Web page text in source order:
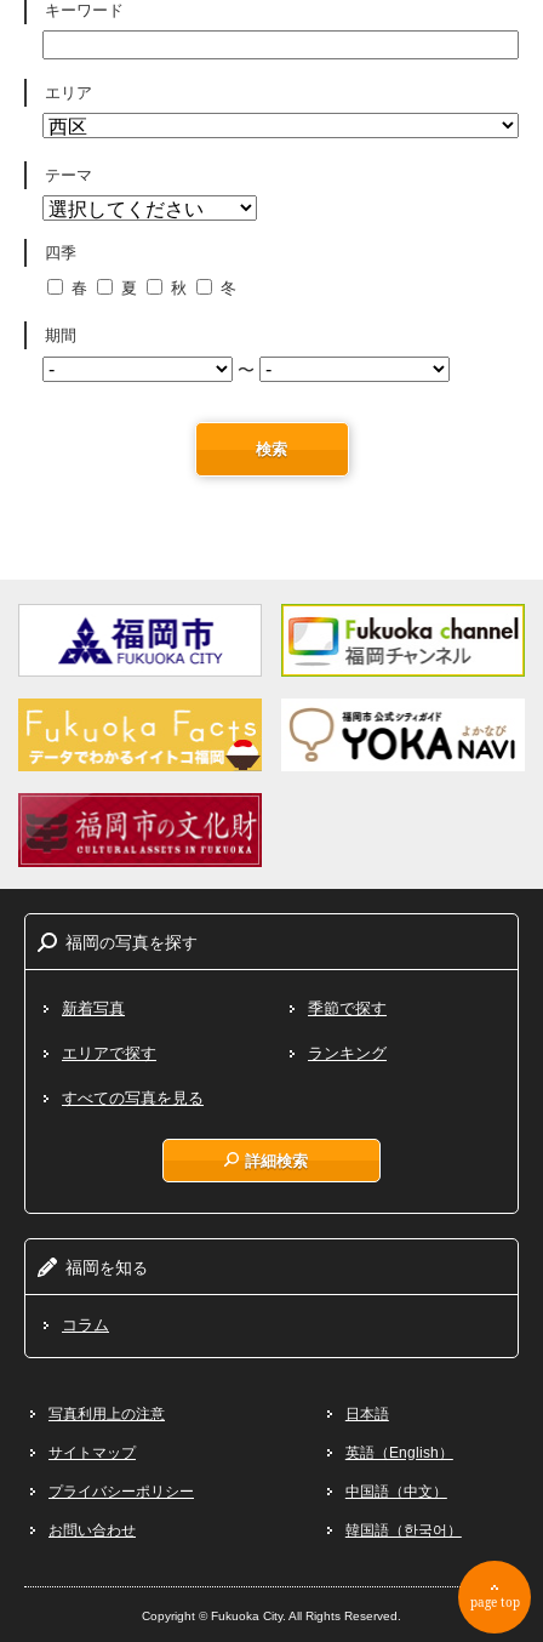
キーワード
エリア
テーマ
四季
春
夏 秋 冬
期間
〜
検索
page top
福岡の写真を探す
新着写真 季節で探す
エリアで探す ランキング
すべての写真を見る
詳細検索
福岡を知る
コラム
写真利用上の注意
サイトマップ
プライバシーポリシー
お問い合わせ
日本語
英語（English）
中国語（中文）
韓国語（한국어）
Copyright © Fukuoka City. All Rights Reserved.